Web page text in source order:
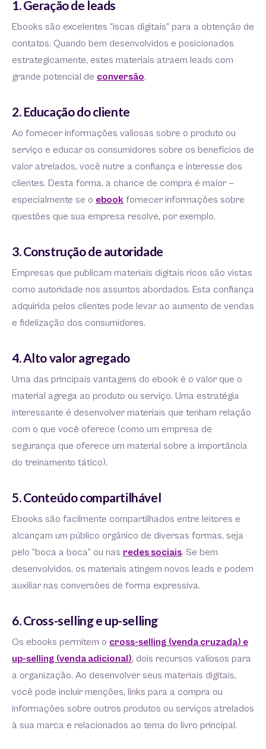
1. Geração de leads
Ebooks são excelentes “iscas digitais” para a obtenção de
contatos. Quando bem desenvolvidos e posicionados
estrategicamente, estes materiais atraem leads com
grande potencial de conversão.
2. Educação do cliente
Ao fornecer informações valiosas sobre o produto ou
serviço e educar os consumidores sobre os benefícios de
valor atrelados, você nutre a confiança e interesse dos
clientes. Desta forma, a chance de compra é maior —
especialmente se o ebook fornecer informações sobre
questões que sua empresa resolve, por exemplo.
3. Construção de autoridade
Empresas que publicam materiais digitais ricos são vistas
como autoridade nos assuntos abordados. Esta confiança
adquirida pelos clientes pode levar ao aumento de vendas
e fidelização dos consumidores.
4. Alto valor agregado
Uma das principais vantagens do ebook é o valor que o
material agrega ao produto ou serviço. Uma estratégia
interessante é desenvolver materiais que tenham relação
com o que você oferece (como um empresa de
segurança que oferece um material sobre a importância
do treinamento tático).
5. Conteúdo compartilhável
Ebooks são facilmente compartilhados entre leitores e
alcançam um público orgânico de diversas formas, seja
pelo “boca a boca” ou nas redes sociais. Se bem
desenvolvidos, os materiais atingem novos leads e podem
auxiliar nas conversões de forma expressiva.
6. Cross-selling e up-selling
Os ebooks permitem o cross-selling (venda cruzada) e
up-selling (venda adicional), dois recursos valiosos para
a organização. Ao desenvolver seus materiais digitais,
você pode incluir menções, links para a compra ou
informações sobre outros produtos ou serviços atrelados
à sua marca e relacionados ao tema do livro principal.